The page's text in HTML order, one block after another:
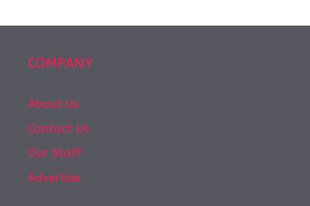
COMPANY
About Us
Contact Us
Our Staff
Advertise